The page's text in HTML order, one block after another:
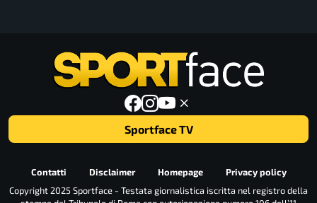
Sportface TV
Contatti Disclaimer Homepage
Privacy policy
Copyright 2025 Sportface - Testata giornalistica iscritta nel registro della